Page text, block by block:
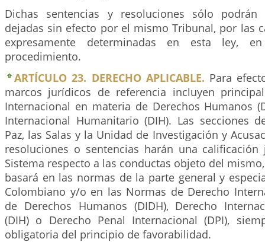
Dichas sentencias y resoluciones sólo
dejadas sin efecto por el mismo Tribunal, por las
expresamente determinadas en esta ley,
procedimiento.
ARTÍCULO 23. DERECHO APLICABLE. Para
marcos jurídicos de referencia incluyen
Internacional en materia de Derechos Humanos
Internacional Humanitario (DIH). Las secciones
Paz, las Salas y la Unidad de Investigación y
resoluciones o sentencias harán una
Sistema respecto a las conductas objeto del
basará en las normas de la parte general y
Colombiano y/o en las Normas de Derecho
de Derechos Humanos (DIDH), Derecho
(DIH) o Derecho Penal Internacional (DPI),
obligatoria del principio de favorabilidad.